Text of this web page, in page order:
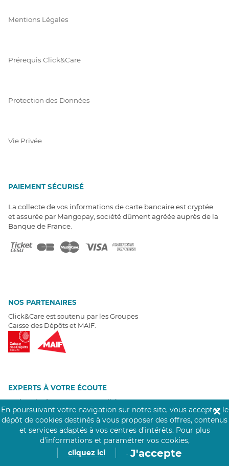
Mentions Légales
Prérequis Click&Care
Protection des Données
Vie Privée
PAIEMENT SÉCURISÉ
La collecte de vos informations de carte bancaire est cryptée
et assurée par Mangopay, société dûment agréée auprès de la
Banque de France.
NOS PARTENAIRES
Click&Care est soutenu par les Groupes
Caisse des Dépôts et MAIF.
EXPERTS À VOTRE ÉCOUTE
Un besoin de recrutement ? Click&Care vous accompagne par
téléphone 7/7.
Être rappelé aujourd'hui
MOIGNAGES CLIENTS
En poursuivant votre navigation sur notre site, vous acceptez le
dépôt de cookies destinés à vous proposer des offres, contenus
et services adaptés à vos centres d’intérêts. Pour plus
d’informations et paramétrer vos cookies,
cliquez ici
. J'accepte
✕